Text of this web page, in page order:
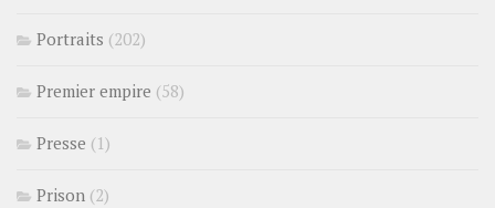
Portraits (202)
Premier empire (58)
Presse (1)
Prison (2)